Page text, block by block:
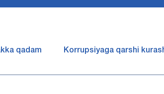
qadam Korrupsiyaga qarshi